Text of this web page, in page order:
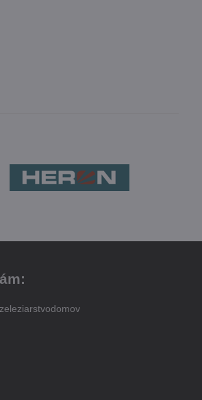
zeleziarstvodomov